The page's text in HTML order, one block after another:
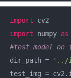
import
import numpy as
#test model on
dir_path =
'../
test_img =